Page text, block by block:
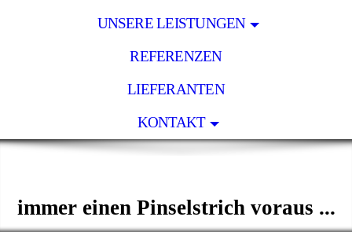
UNSERE LEISTUNGEN
REFERENZEN
LIEFERANTEN
KONTAKT
immer einen Pinselstrich voraus ...